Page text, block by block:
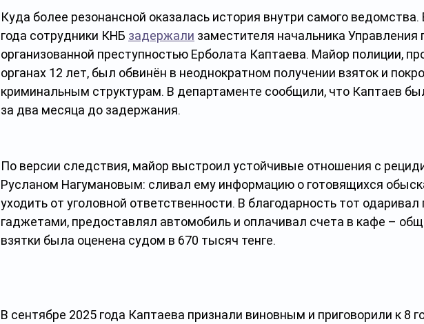
Куда более резонансной оказалась история внутри самого ведомства.
года сотрудники КНБ задержали заместителя начальника Управления
организованной преступностью Ерболата Каптаева. Майор полиции,
органах 12 лет, был обвинён в неоднократном получении взяток и
криминальным структурам. В департаменте сообщили, что Каптаев
за два месяца до задержания.
По версии следствия, майор выстроил устойчивые отношения с
Русланом Нагумановым: сливал ему информацию о готовящихся
уходить от уголовной ответственности. В благодарность тот одаривал
гаджетами, предоставлял автомобиль и оплачивал счета в кафе –
взятки была оценена судом в 670 тысяч тенге.
В сентябре 2025 года Каптаева признали виновным и приговорили к 8